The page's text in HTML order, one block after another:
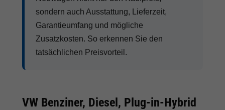
sondern auch Ausstattung, Lieferzeit,
Garantieumfang und mögliche
Zusatzkosten. So erkennen Sie den
tatsächlichen Preisvorteil.
VW Benziner, Diesel, Plug-in-Hybrid